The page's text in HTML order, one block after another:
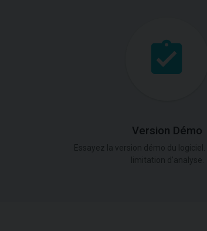
Version Démo